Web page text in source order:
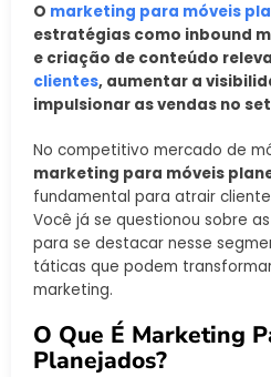
O marketing para móveis
estratégias como inbound
e criação de conteúdo
clientes, aumentar a
impulsionar as vendas no
No competitivo mercado de
marketing para móveis
fundamental para atrair
Você já se questionou sobre
para se destacar nesse
táticas que podem
marketing.
O Que É Marketing
Planejados?